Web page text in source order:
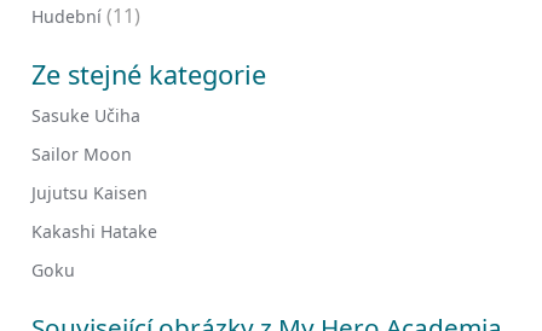
Hudební (11)
Ze stejné kategorie
Sasuke Učiha
Sailor Moon
Jujutsu Kaisen
Kakashi Hatake
Goku